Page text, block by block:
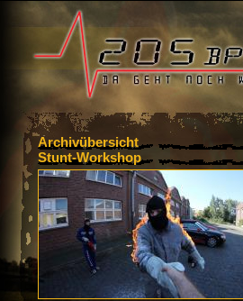
Archivübersicht
Stunt-Workshop